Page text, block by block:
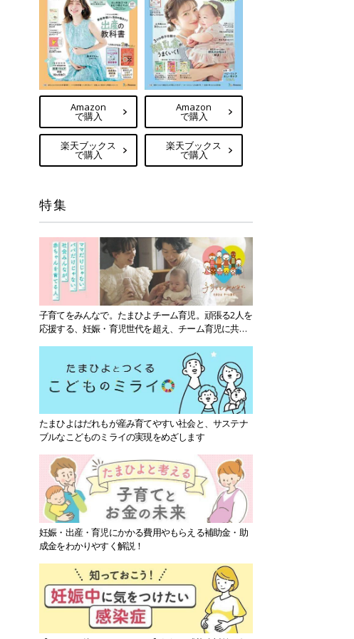
Amazon
で購入
楽天ブックス
で購入
Amazon
で購入
楽天ブックス
で購入
特集
子育てをみんなで。たまひよチーム育児。頑張る2人を
応援する、妊娠・育児世代を超え、チーム育児に共感
たまひよはだれもが産み育てやすい社会と、サステナ
ブルなこどものミライの実現をめざします
妊娠・出産・育児にかかる費用やもらえる補助金・助
成金をわかりやすく解説！